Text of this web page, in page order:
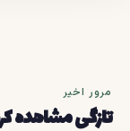
مرور اخیر
تازگی مشاهده